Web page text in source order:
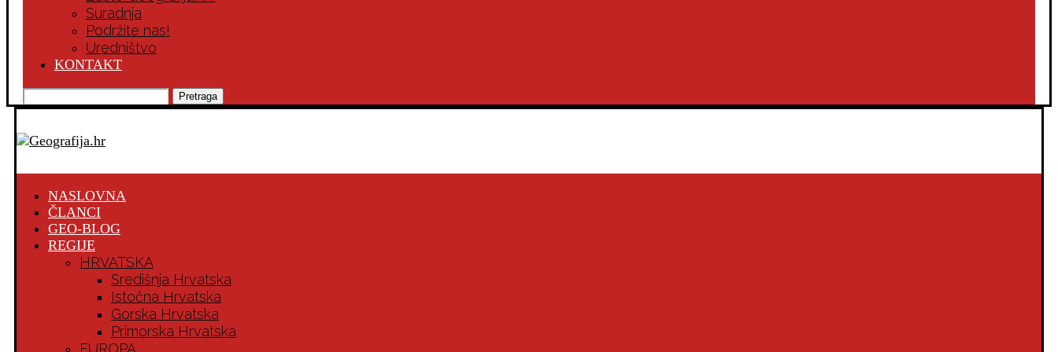
Suradnja
Podržite nas!
Uredništvo
KONTAKT
Pretraga
NASLOVNA
ČLANCI
GEO-BLOG
REGIJE
HRVATSKA
Središnja Hrvatska
Istočna Hrvatska
Gorska Hrvatska
Primorska Hrvatska
EUROPA